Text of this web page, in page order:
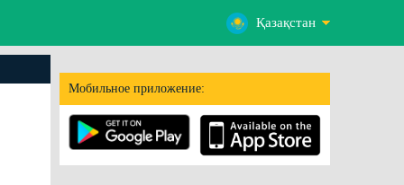
Қазақстан
Мобильное приложение: